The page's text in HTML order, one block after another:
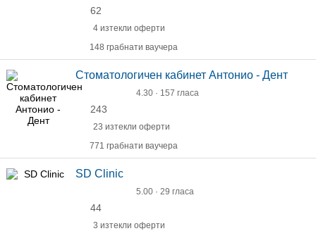
62
4 изтекли оферти
148 грабнати ваучера
Стоматологичен кабинет Антонио - Дент
4.30 · 157 гласа
243
23 изтекли оферти
771 грабнати ваучера
SD Clinic
5.00 · 29 гласа
44
3 изтекли оферти